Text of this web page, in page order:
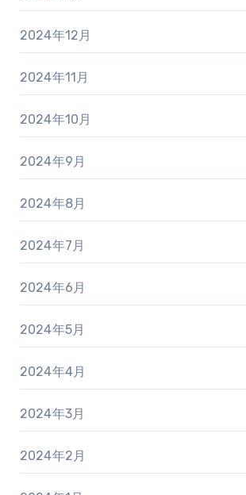
2024年12月
2024年11月
2024年10月
2024年9月
2024年8月
2024年7月
2024年6月
2024年5月
2024年4月
2024年3月
2024年2月